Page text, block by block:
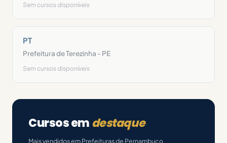
Sem cursos disponíveis
PT
Prefeitura de Terezinha - PE
Sem cursos disponíveis
Cursos emdestaque
Mais vendidos em Prefeituras de Pernambuco